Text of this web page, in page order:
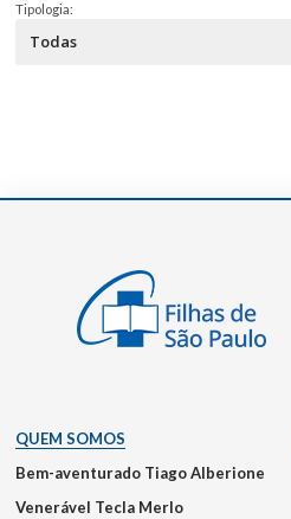
Tipologia:
QUEM SOMOS
Bem-aventurado Tiago Alberione
Venerável Tecla Merlo